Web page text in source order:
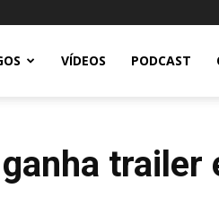
VÍDEOS PODCAST
trailer